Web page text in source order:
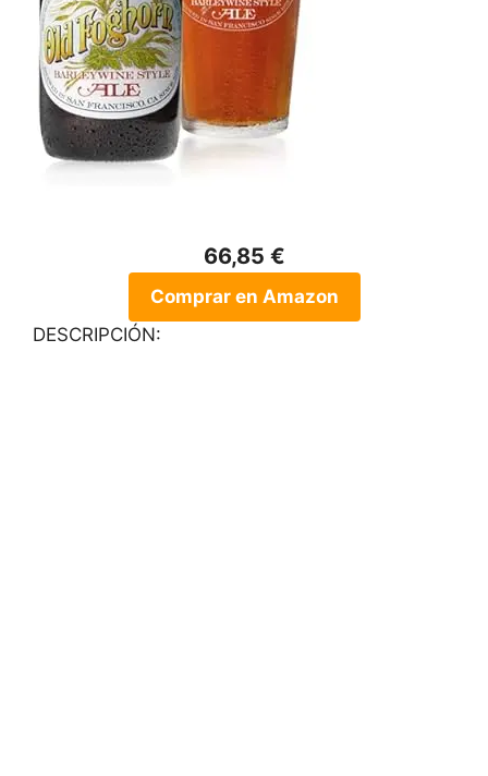
66,85 €
Comprar en Amazon
DESCRIPCIÓN: